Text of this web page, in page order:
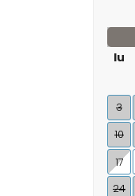
lu
3
10
17
24